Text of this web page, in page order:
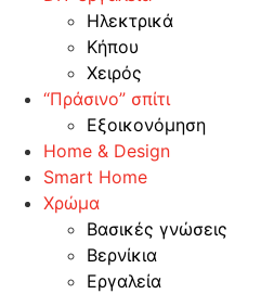
Ηλεκτρικά
Κήπου
Χειρός
“Πράσινο” σπίτι
Εξοικονόμηση
Home & Design
Smart Home
Χρώμα
Βασικές γνώσεις
Βερνίκια
Εργαλεία